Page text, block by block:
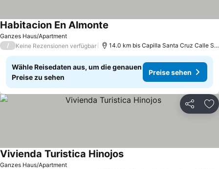
Ganzes Haus/Apartment
Habitacion En Almonte
/ Keine Rezensionen verfügbar 14.0 km bis Capilla Santa Cruz Calle
Wähle Reisedaten aus, um die genauen
Preise zu sehen
Preise sehen
Teilen
Ganzes Haus/Apartment
Vivienda Turistica HinojosPreise sehen